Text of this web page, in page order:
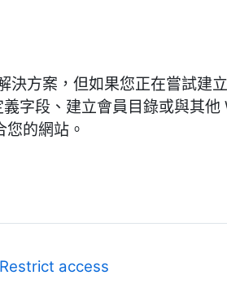
方案，但如果您正在嘗試建
字段、建立會員目錄或與其
的網站。
Restrict access